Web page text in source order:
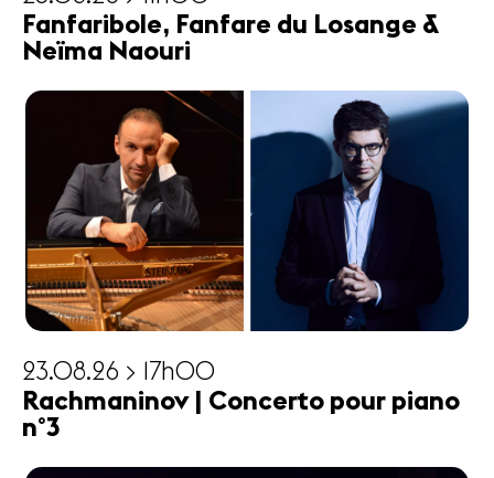
Fanfaribole, Fanfare du Losange &
Neïma Naouri
23.08.26 > 17h00
Rachmaninov | Concerto pour piano
n°3